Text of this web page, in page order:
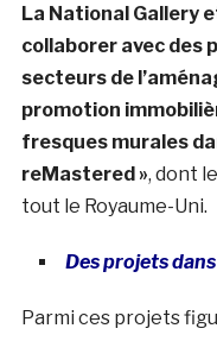
La National Gallery
collaborer avec des
secteurs de
promotion
fresques murales
reMastered », dont
tout le Royaume-Uni.
Des projets
Parmi ces projets